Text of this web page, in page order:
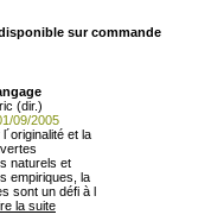
sur commande
(dir.)
09/2005
et la
naturels et
empiriques, la
sont un défi à l
la suite